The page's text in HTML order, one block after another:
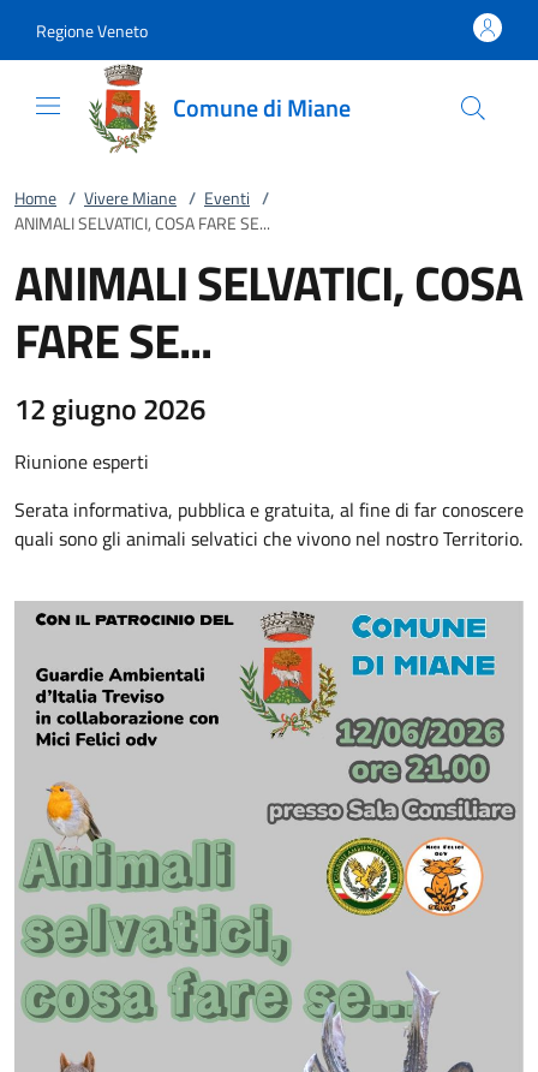
Regione Veneto
Comune di Miane
Home / Vivere Miane / Eventi /
ANIMALI SELVATICI, COSA FARE SE...
ANIMALI SELVATICI, COSA
FARE SE...
12 giugno 2026
Riunione esperti
Serata informativa, pubblica e gratuita, al fine di far conoscere
quali sono gli animali selvatici che vivono nel nostro Territorio.